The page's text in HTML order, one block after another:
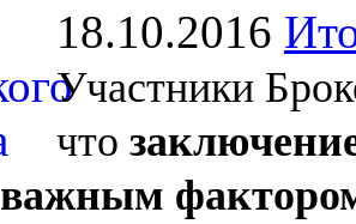
18.10.2016
Участники
что
важным